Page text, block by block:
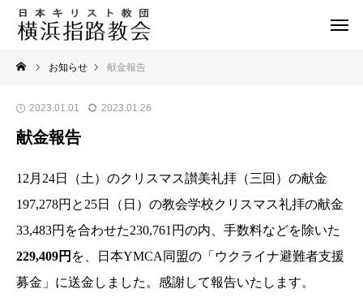
お知らせ 献金報告
2023.01.01 2023.01.26
献金報告
12月24日（土）のクリスマス讃美礼拝（三回）の献金
197,278円と25日（日）の教会学校クリスマス礼拝の献金
33,483円を合わせた230,761円の内、手数料などを除いた
229,409円 を、日本YMCA同盟の「ウクライナ避難者支援
募金」に送金しました。感謝して報告いたします。